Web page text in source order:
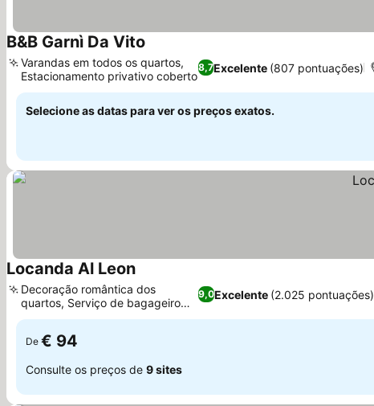
B&B Garnì Da Vito
8,7Excelente (807 pontuações)
Varandas em todos os quartos,
Estacionamento privativo coberto
Selecione as datas para ver os preços exatos.
Locanda Al Leon
9,0Excelente (2.025 pontuações)
Decoração romântica dos
quartos, Serviço de bagageiro
dedicado
De € 94
Consulte os preços de 9 sites